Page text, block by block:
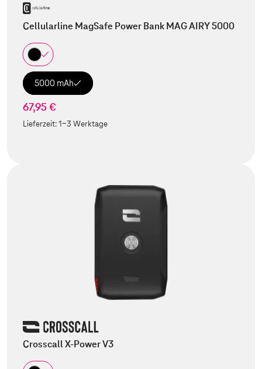
Cellularline MagSafe Power Bank MAG AIRY 5000
5000 mAh
67,95 €
Lieferzeit:1-3 Werktage
Crosscall X-Power V3